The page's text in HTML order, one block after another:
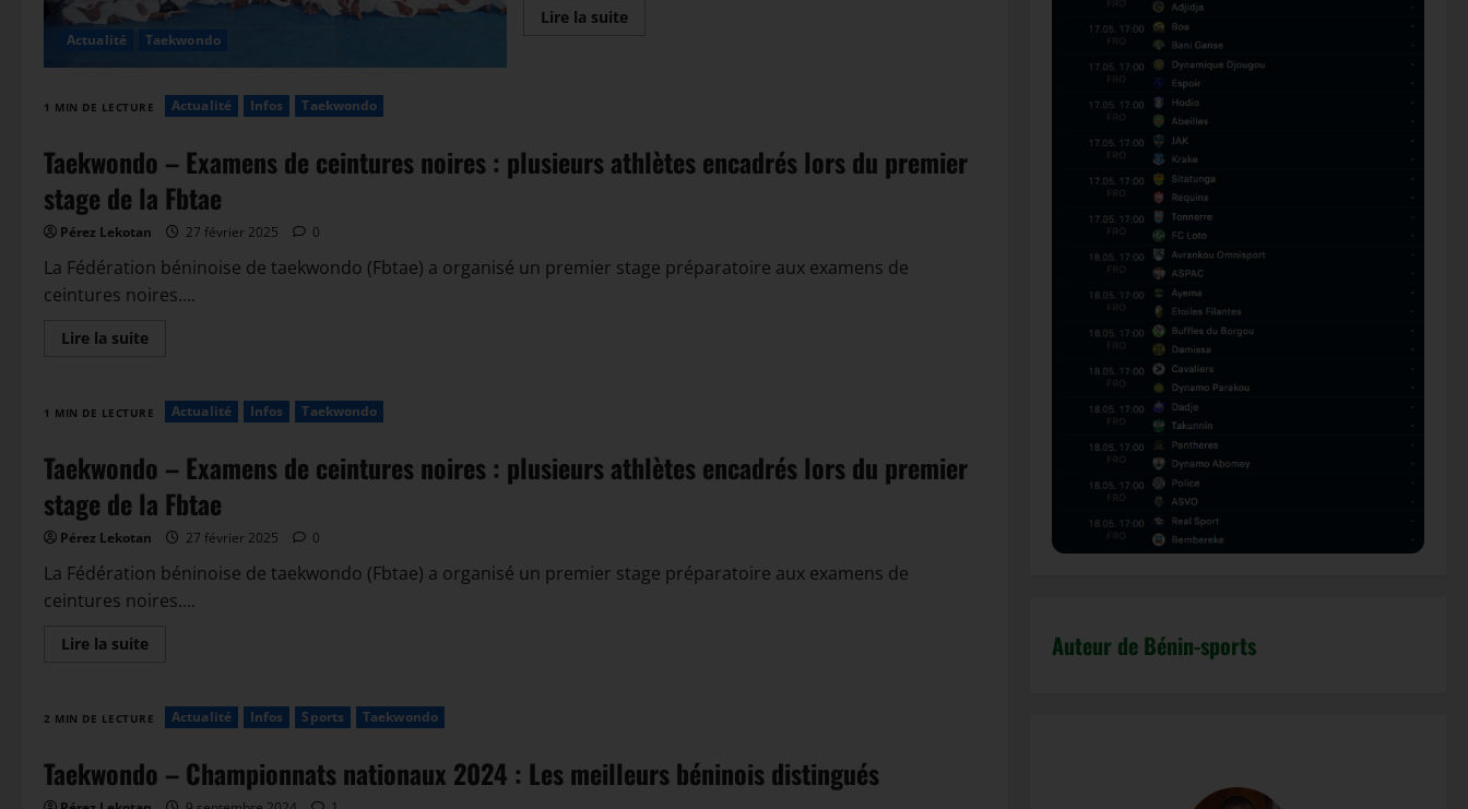
Actualité Taekwondo
Lire la suite
1 MIN DE LECTURE Actualité Infos Taekwondo
Taekwondo – Examens de ceintures noires : plusieurs athlètes encadrés lors du premier
stage de la Fbtae
Pérez Lekotan 27 février 2025 0
La Fédération béninoise de taekwondo (Fbtae) a organisé un premier stage préparatoire aux examens de
ceintures noires....
Lire la suite
1 MIN DE LECTURE Actualité Infos Taekwondo
Taekwondo – Examens de ceintures noires : plusieurs athlètes encadrés lors du premier
stage de la Fbtae
Pérez Lekotan 27 février 2025 0
La Fédération béninoise de taekwondo (Fbtae) a organisé un premier stage préparatoire aux examens de
ceintures noires....
Lire la suite
2 MIN DE LECTURE Actualité Infos Sports Taekwondo
Taekwondo – Championnats nationaux 2024 : Les meilleurs béninois distingués
Auteur de Bénin-sports